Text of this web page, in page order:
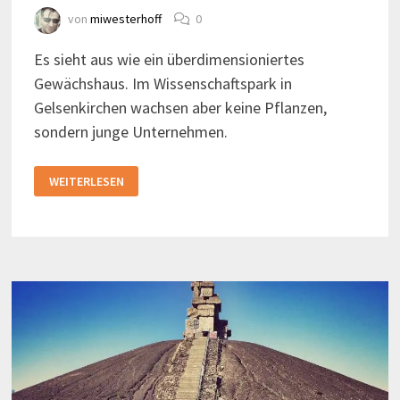
von miwesterhoff 0
Es sieht aus wie ein überdimensioniertes
Gewächshaus. Im Wissenschaftspark in
Gelsenkirchen wachsen aber keine Pflanzen,
sondern junge Unternehmen.
WISSENSCHAFTSPARK
GELSENKIRCHEN
WEITERLESEN